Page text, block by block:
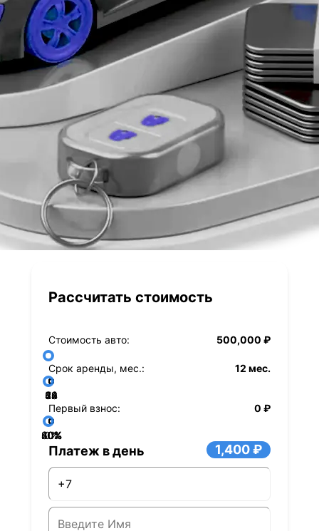
Рассчитать стоимость
Стоимость авто: 500,000 ₽
Срок аренды, мес.: 12 мес.
12
24
36
48
60
72
84
Первый взнос:
0 ₽
0%
20%
40%
60%
80%
Платеж в день 1,400 ₽